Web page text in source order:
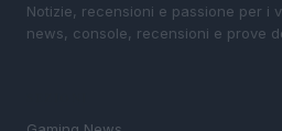
Notizie, recensioni e passione per i
news, console, recensioni e prove